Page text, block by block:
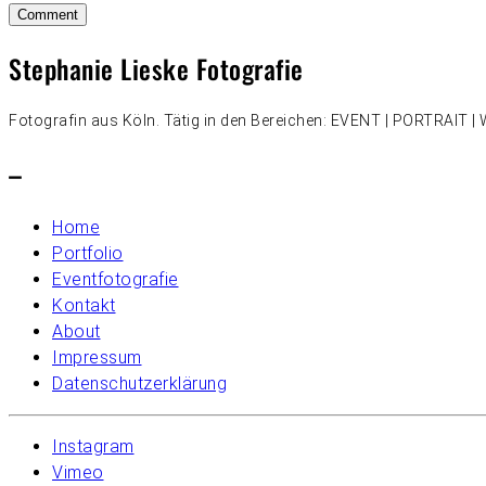
Stephanie Lieske Fotografie
Fotografin aus Köln. Tätig in den Bereichen: EVENT | PORTRAIT |
–
Home
Portfolio
Eventfotografie
Kontakt
About
Impressum
Datenschutzerklärung
Instagram
Vimeo